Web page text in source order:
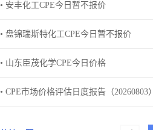
• 安丰化工CPE今日暂不报价
• 盘锦瑞斯特化工CPE今日暂不报价
• 山东臣茂化学CPE今日价格
• CPE市场价格评估日度报告（20260803）